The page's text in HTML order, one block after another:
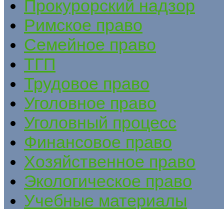
Прокурорский надзор
Римское право
Семейное право
ТГП
Трудовое право
Уголовное право
Уголовный процесс
Финансовое право
Хозяйственное право
Экологическое право
Учебные материалы